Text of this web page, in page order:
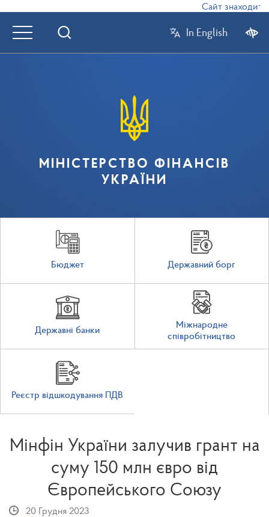
Сайт
In English
МІНІСТЕРСТВО ФІНАНСІВ
УКРАЇНИ
Бюджет Державний борг
Державні банки
Міжнародне
співробітництво
Реєстр відшкодування ПДВ
Мінфін України залучив грант на
суму 150 млн євро від
Європейського Союзу
20 Грудня 2023